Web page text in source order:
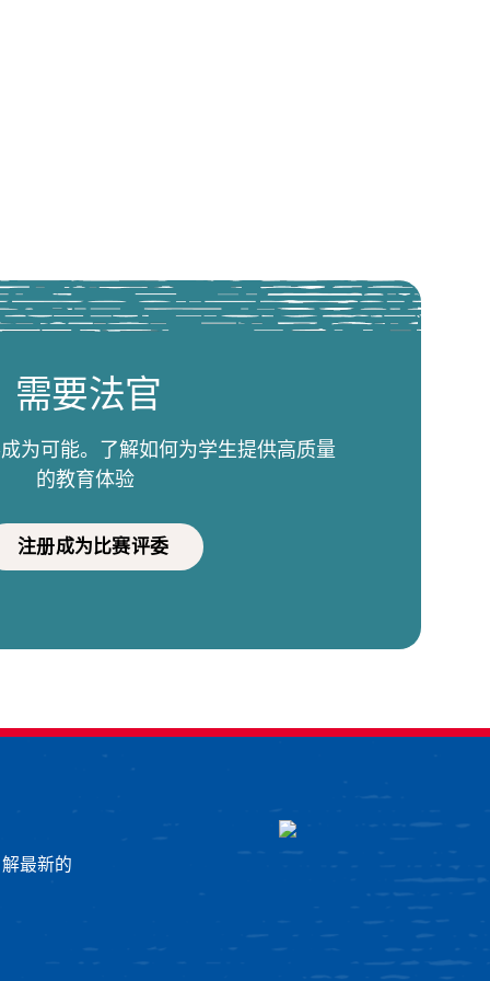
需要法官
为可能。了解如何为学生提供高质量
的教育体验
注册成为比赛评委
最新的